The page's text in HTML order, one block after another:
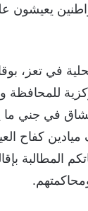
في تعز،
للمحافظة
في جني
كفاح
المطالبة